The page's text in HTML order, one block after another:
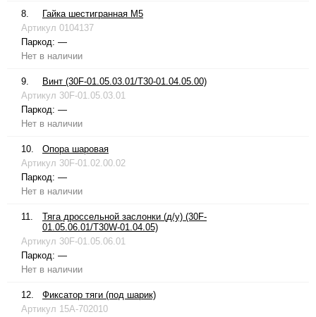
8.
Гайка шестигранная М5
Артикул 0104137
Паркод: —
Нет в наличии
9.
Винт (30F-01.05.03.01/T30-01.04.05.00)
Артикул 30F-01.05.03.01
Паркод: —
Нет в наличии
10.
Опора шаровая
Артикул 30F-01.02.00.02
Паркод: —
Нет в наличии
11.
Тяга дроссельной заслонки (д/у) (30F-
01.05.06.01/T30W-01.04.05)
Артикул 30F-01.05.06.01
Паркод: —
Нет в наличии
12.
Фиксатор тяги (под шарик)
Артикул 15A-702010